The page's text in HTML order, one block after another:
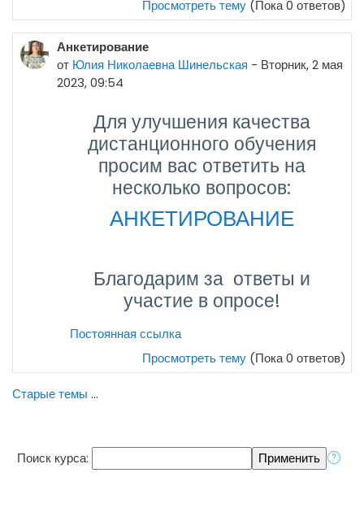
Просмотреть тему (Пока 0 ответов)
Анкетирование
от Юлия Николаевна Шинельская - Вторник, 2 мая
2023, 09:54
Для улучшения качества
дистанционного обучения
просим вас ответить на
несколько вопросов:
АНКЕТИРОВАНИЕ
Благодарим за ответы и
участие в опросе!
Постоянная ссылка
Просмотреть тему (Пока 0 ответов)
Старые темы ...
Поиск курса: